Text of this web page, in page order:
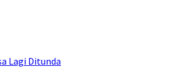
Lagi Ditunda